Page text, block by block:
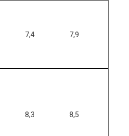
7,4 7,9
8,3 8,5